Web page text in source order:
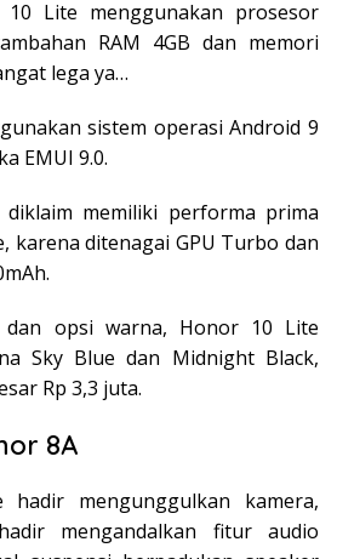
Lite menggunakan prosesor
RAM 4GB dan memori
lega ya…
sistem operasi Android 9
EMUI 9.0.
memiliki performa prima
karena ditenagai GPU Turbo dan
opsi warna, Honor 10 Lite
Sky Blue dan Midnight Black,
Rp 3,3 juta.
8A
mengunggulkan kamera,
mengandalkan fitur audio